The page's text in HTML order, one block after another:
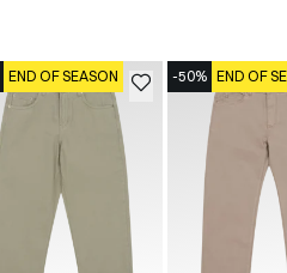
END OF SEASON -50% END OF